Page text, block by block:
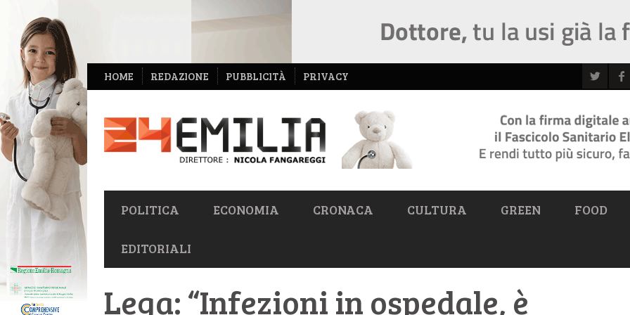
NAVIGAZIONE
SECONDARIA
HOME REDAZIONE PUBBLICITÀ PRIVACY
NAVIGAZIONE
PRIMARIA
POLITICA ECONOMIA CRONACA CULTURA GREEN FOOD
EDITORIALI
Lega: “Infezioni in ospedale, è